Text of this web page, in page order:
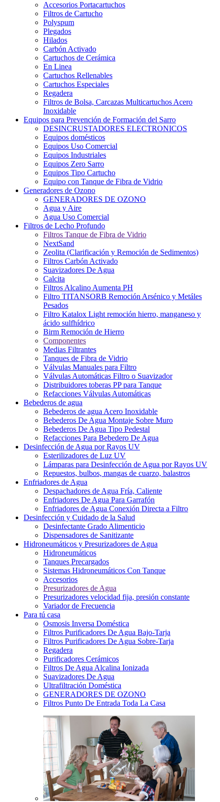
Accesorios Portacartuchos
Filtros de Cartucho
Polyspum
Plegados
Hilados
Carbón Activado
Cartuchos de Cerámica
En Linea
Cartuchos Rellenables
Cartuchos Especiales
Regadera
Filtros de Bolsa, Carcazas Multicartuchos Acero
Inoxidable
Equipos para Prevención de Formación del Sarro
DESINCRUSTADORES ELECTRONICOS
Equipos domésticos
Equipos Uso Comercial
Equipos Industriales
Equipos Zero Sarro
Equipos Tipo Cartucho
Equipo con Tanque de Fibra de Vidrio
Generadores de Ozono
GENERADORES DE OZONO
Agua y Aire
Agua Uso Comercial
Filtros de Lecho Profundo
Filtros Tanque de Fibra de Vidrio
NextSand
Zeolita (Clarificación y Remoción de Sedimentos)
Filtros Carbón Activado
Suavizadores De Agua
Calcita
Filtros Alcalino Aumenta PH
Filtro TITANSORB Remoción Arsénico y Metáles
Pesados
Filtro Katalox Light remoción hierro, manganeso y
ácido sulfhídrico
Birm Remoción de Hierro
Componentes
Medias Filtrantes
Tanques de Fibra de Vidrio
Válvulas Manuales para Filtro
Válvulas Automáticas Filtro o Suavizador
Distribuidores toberas PP para Tanque
Refacciones Válvulas Automáticas
Bebederos de agua
Bebederos de agua Acero Inoxidable
Bebederos De Agua Montaje Sobre Muro
Bebederos De Agua Tipo Pedestal
Refacciones Para Bebedero De Agua
Desinfección de Agua por Rayos UV
Esterilizadores de Luz UV
Lámparas para Desinfección de Agua por Rayos UV
Repuestos, bulbos, mangas de cuarzo, balastros
Enfriadores de Agua
Despachadores de Agua Fría, Caliente
Enfriadores De Agua Para Garrafón
Enfriadores de Agua Conexión Directa a Filtro
Desinfección y Cuidado de la Salud
Desinfectante Grado Alimenticio
Dispensadores de Sanitizante
Hidroneumáticos y Presurizadores de Agua
Hidroneumáticos
Tanques Precargados
Sistemas Hidroneumáticos Con Tanque
Accesorios
Presurizadores de Agua
Presurizadores velocidad fija, presión constante
Variador de Frecuencia
Para tú casa
Osmosis Inversa Doméstica
Filtros Purificadores De Agua Bajo-Tarja
Filtros Purificadores De Agua Sobre-Tarja
Regadera
Purificadores Cerámicos
Filtros De Agua Alcalina Ionizada
Suavizadores De Agua
Ultrafiltración Doméstica
GENERADORES DE OZONO
Filtros Punto De Entrada Toda La Casa